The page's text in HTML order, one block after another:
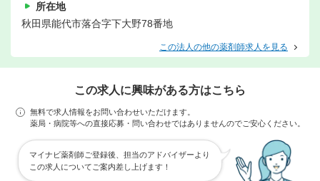
所在地
秋田県能代市落合字下大野78番地
この法人の他の薬剤師求人を見る
この求人に興味がある方はこちら
無料で求人情報をお問い合わせいただけます。
薬局・病院等への直接応募・問い合わせではありませんのでご安心ください。
マイナビ薬剤師ご登録後、担当のアドバイザーより
この求人についてご案内差し上げます！